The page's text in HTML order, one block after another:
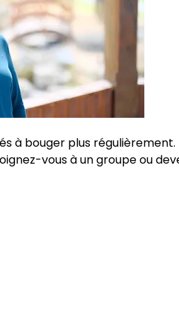
à bouger plus régulièrement.
vous à un groupe ou